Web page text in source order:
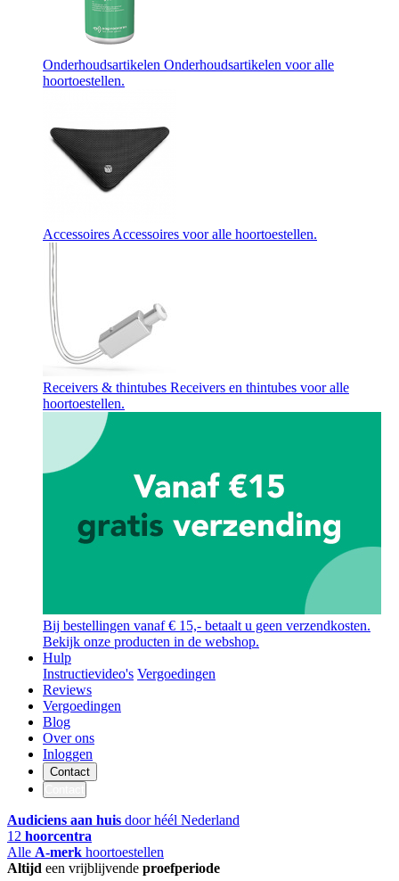
Onderhoudsartikelen Onderhoudsartikelen voor alle
hoortoestellen.
AccessoiresAccessoires voor alle hoortoestellen.
Receivers & thintubes Receivers en thintubes voor alle
hoortoestellen.
Bij bestellingen vanaf € 15,- betaalt u geen verzendkosten.
Bekijk onze producten in de webshop.
Hulp
Instructievideo's Vergoedingen
Reviews
Vergoedingen
Blog
Over ons
Inloggen
Contact
Audiciens aan huis door héél Nederland
12 hoorcentra
Alle A-merk hoortoestellen
Altijd een vrijblijvende proefperiode